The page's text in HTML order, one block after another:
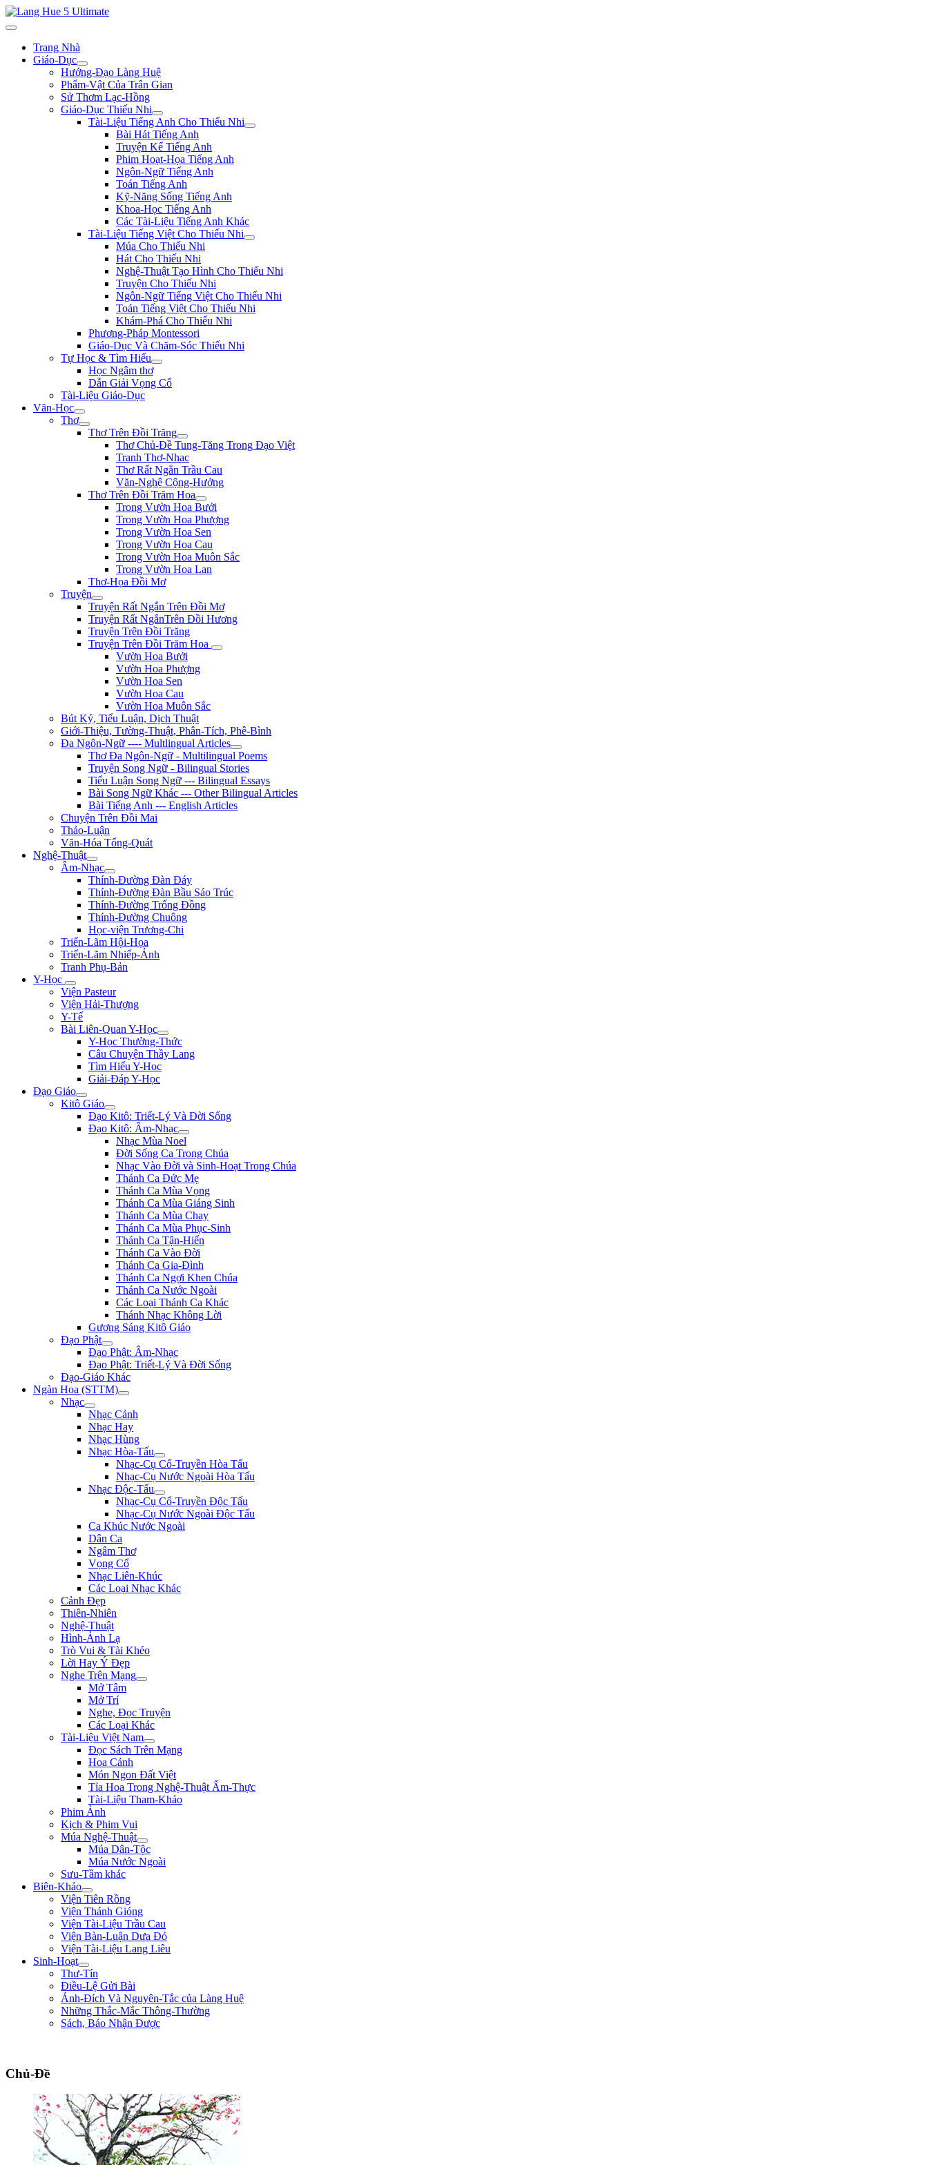
Trang Nhà
Giáo-Dục
Hướng-Đạo Làng Huệ
Phẩm-Vật Của Trân Gian
Sử Thơm Lạc-Hồng
Giáo-Dục Thiếu Nhi
Tài-Liệu Tiếng Anh Cho Thiếu Nhi
Bài Hát Tiếng Anh
Truyện Kể Tiếng Anh
Phim Hoạt-Họa Tiếng Anh
Ngôn-Ngữ Tiếng Anh
Toán Tiếng Anh
Kỹ-Năng Sống Tiếng Anh
Khoa-Học Tiếng Anh
Các Tài-Liệu Tiếng Anh Khác
Tài-Liệu Tiếng Việt Cho Thiếu Nhi
Múa Cho Thiếu Nhi
Hát Cho Thiếu Nhi
Nghệ-Thuật Tạo Hình Cho Thiếu Nhi
Truyện Cho Thiếu Nhi
Ngôn-Ngữ Tiếng Việt Cho Thiếu Nhi
Toán Tiếng Việt Cho Thiếu Nhi
Khám-Phá Cho Thiếu Nhi
Phương-Pháp Montessori
Giáo-Dục Và Chăm-Sóc Thiếu Nhi
Tự Học & Tìm Hiểu
Học Ngâm thơ
Dẫn Giải Vọng Cổ
Tài-Liệu Giáo-Dục
Văn-Học
Thơ
Thơ Trên Đồi Trăng
Thơ Chủ-Đề Tung-Tăng Trong Đạo Việt
Tranh Thơ-Nhac
Thơ Rất Ngắn Trầu Cau
Văn-Nghệ Cộng-Hưởng
Thơ Trên Đồi Trăm Hoa
Trong Vườn Hoa Bưởi
Trong Vườn Hoa Phượng
Trong Vườn Hoa Sen
Trong Vườn Hoa Cau
Trong Vườn Hoa Muôn Sắc
Trong Vườn Hoa Lan
Thơ-Họa Đồi Mơ
Truyện
Truyện Rất Ngắn Trên Đồi Mơ
Truyện Rất NgắnTrên Đồi Hương
Truyện Trên Đồi Trăng
Truyện Trên Đồi Trăm Hoa
Vườn Hoa Bưởi
Vườn Hoa Phượng
Vườn Hoa Sen
Vườn Hoa Cau
Vườn Hoa Muôn Sắc
Bút Ký, Tiểu Luận, Dịch Thuật
Giới-Thiệu, Tường-Thuật, Phân-Tích, Phê-Bình
Đa Ngôn-Ngữ ---- Multlingual Articles
Thơ Đa Ngôn-Ngữ - Multilingual Poems
Truyện Song Ngữ - Bilingual Stories
Tiểu Luận Song Ngữ --- Bilingual Essays
Bài Song Ngữ Khác --- Other Bilingual Articles
Bài Tiếng Anh --- English Articles
Chuyện Trên Đồi Mai
Thảo-Luận
Văn-Hóa Tổng-Quát
Nghệ-Thuật
Âm-Nhạc
Thính-Đường Đàn Đáy
Thính-Đường Đàn Bầu Sáo Trúc
Thính-Đường Trống Đồng
Thính-Đường Chuông
Học-viện Trương-Chi
Triển-Lãm Hội-Họa
Triển-Lãm Nhiếp-Ảnh
Tranh Phụ-Bản
Y-Học
Viện Pasteur
Viện Hải-Thượng
Y-Tế
Bài Liên-Quan Y-Học
Y-Học Thường-Thức
Câu Chuyện Thầy Lang
Tìm Hiểu Y-Hoc
Giải-Đáp Y-Học
Đạo Giáo
Kitô Giáo
Đạo Kitô: Triết-Lý Và Đời Sống
Đạo Kitô: Âm-Nhạc
Nhạc Mùa Noel
Đời Sống Ca Trong Chúa
Nhạc Vào Đời và Sinh-Hoạt Trong Chúa
Thánh Ca Đức Mẹ
Thánh Ca Mùa Vọng
Thánh Ca Mùa Giáng Sinh
Thánh Ca Mùa Chay
Thánh Ca Mùa Phục-Sinh
Thánh Ca Tận-Hiến
Thánh Ca Vào Đời
Thánh Ca Gia-Đình
Thánh Ca Ngợi Khen Chúa
Thánh Ca Nước Ngoài
Các Loại Thánh Ca Khác
Thánh Nhạc Không Lời
Gương Sáng Kitô Giáo
Đạo Phật
Đạo Phật: Âm-Nhạc
Đạo Phật: Triết-Lý Và Đời Sống
Đạo-Giáo Khác
Ngàn Hoa (STTM)
Nhạc
Nhạc Cảnh
Nhạc Hay
Nhạc Hùng
Nhạc Hòa-Tấu
Nhạc-Cụ Cổ-Truyền Hòa Tấu
Nhạc-Cụ Nước Ngoài Hòa Tấu
Nhạc Độc-Tấu
Nhạc-Cụ Cổ-Truyền Độc Tấu
Nhạc-Cụ Nước Ngoài Độc Tấu
Ca Khúc Nước Ngoài
Dân Ca
Ngâm Thơ
Vọng Cổ
Nhạc Liên-Khúc
Các Loại Nhạc Khác
Cảnh Đẹp
Thiên-Nhiên
Nghệ-Thuật
Hình-Ảnh Lạ
Trò Vui & Tài Khéo
Lời Hay Ý Đẹp
Nghe Trên Mạng
Mở Tâm
Mở Trí
Nghe, Đọc Truyện
Các Loại Khác
Tài-Liệu Việt Nam
Đọc Sách Trên Mạng
Hoa Cảnh
Món Ngon Đất Việt
Tỉa Hoa Trong Nghệ-Thuật Ẩm-Thực
Tài-Liệu Tham-Khảo
Phim Ảnh
Kịch & Phim Vui
Múa Nghệ-Thuật
Múa Dân-Tộc
Múa Nước Ngoài
Sưu-Tầm khác
Biên-Khảo
Viện Tiên Rồng
Viện Thánh Gióng
Viện Tài-Liệu Trầu Cau
Viện Bàn-Luận Dưa Đỏ
Viện Tài-Liệu Lang Liêu
Sinh-Hoạt
Thư-Tín
Điều-Lệ Gửi Bài
Ảnh-Đích Và Nguyên-Tắc của Làng Huệ
Những Thắc-Mắc Thông-Thường
Sách, Báo Nhận Được
Chủ-Đề